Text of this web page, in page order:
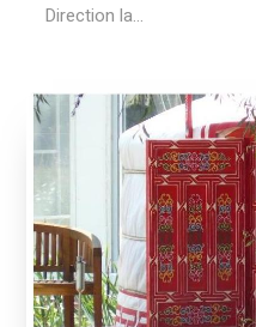
Direction la...